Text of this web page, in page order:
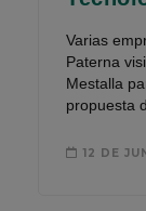
Varias
Paterna
Mestalla
propuesta
12 DE